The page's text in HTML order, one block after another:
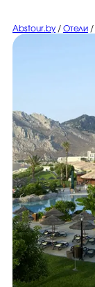
Abstour.by / Отели /